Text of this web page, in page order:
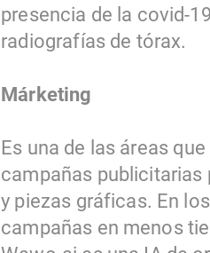
presencia de la covid-
radiografías de tórax.
Márketing
Es una de las áreas
campañas publicitarias
y piezas gráficas. En
campañas en menos